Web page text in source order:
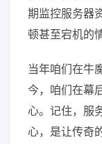
期监控服务器
顿甚至宕机的
当年咱们在牛
今，咱们在幕
心。记住，服
心，是让传奇